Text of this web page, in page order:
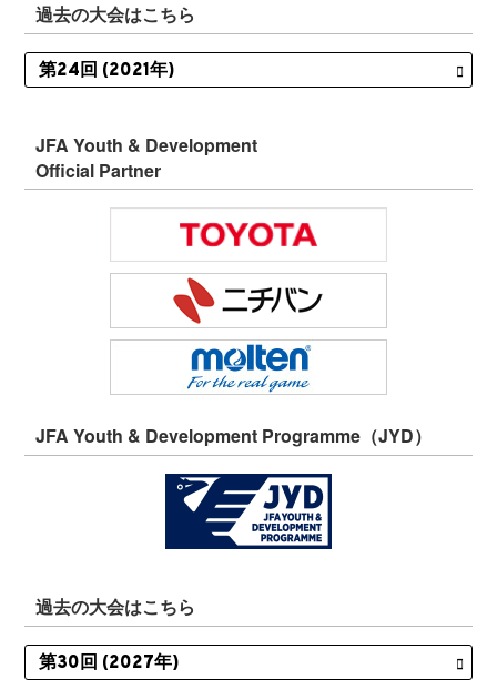
過去の大会はこちら
JFA Youth & Development
Official Partner
JFA Youth & Development Programme（JYD）
過去の大会はこちら